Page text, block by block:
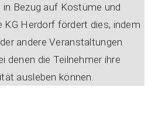
in Bezug auf Kostüme und
KG Herdorf fördert dies, indem
andere Veranstaltungen
denen die Teilnehmer ihre
ausleben können.